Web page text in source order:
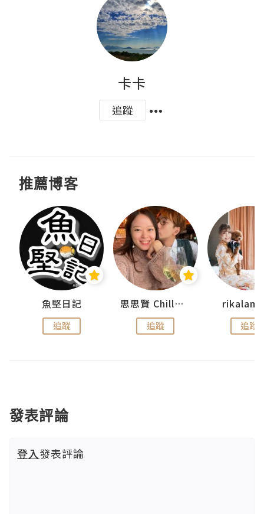
卡卡
追蹤
推薦博客
魚堅日記
追蹤
思思賢 ChillMyBabe
追蹤 追蹤
發表評論
登入發表評論